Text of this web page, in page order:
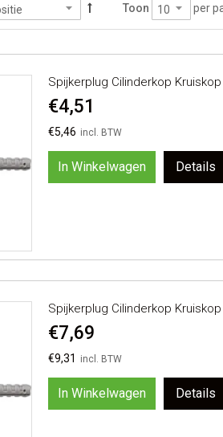
Toon per
Spijkerplug Cilinderkop
€5,46
€4,51
In Winkelwagen Details
Spijkerplug Cilinderkop
€9,31
€7,69
In Winkelwagen Details